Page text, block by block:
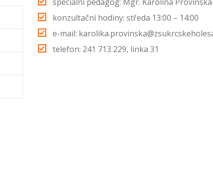
konzultační hodiny: středa 13:00 – 14:00
e-mail:
telefon: 241 713 229, linka 31